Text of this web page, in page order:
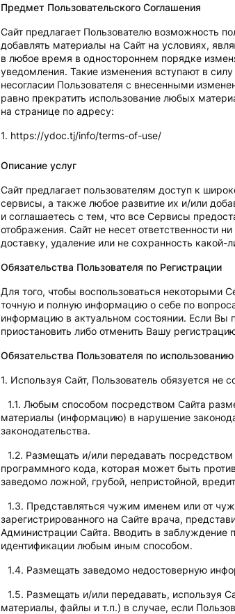
Предмет Пользовательского Соглашения
Сайт предлагает Пользователю возможность
добавлять материалы на Сайт на условиях,
в любое время в одностороннем порядке
уведомления. Такие изменения вступают в
несогласии Пользователя с внесенными
равно прекратить использование любых
на странице по адресу:
https://ydoc.tj/info/terms-of-use/
Описание услуг
Сайт предлагает пользователям доступ к
сервисы, а также любое развитие их и/или
и соглашаетесь с тем, что все Сервисы
отображения. Сайт не несет ответственности
доставку, удаление или не сохранность
Обязательства Пользователя по Регистрации
Для того, чтобы воспользоваться некоторыми
точную и полную информацию о себе по
информацию в актуальном состоянии. Если
приостановить либо отменить Вашу
Обязательства Пользователя по
Используя Сайт, Пользователь обязуется не
Любым способом посредством Сайта
материалы (информацию) в нарушение
законодательства.
Размещать и/или передавать
программного кода, которая может быть
заведомо ложной, грубой, непристойной,
Представляться чужим именем или от
зарегистрированного на Сайте врача,
Администрации Сайта. Вводить в заблуждение
идентификации любым иным способом.
Размещать заведомо недостоверную
Размещать и/или передавать, используя
материалы, файлы и т.п.) в случае, если